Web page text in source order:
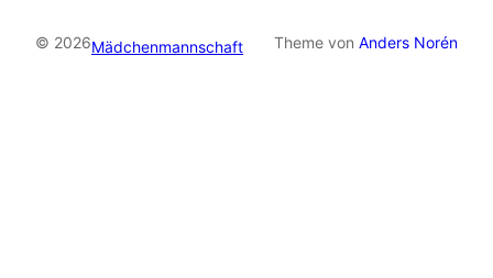
© 2026Mädchenmannschaft Theme von Anders Norén